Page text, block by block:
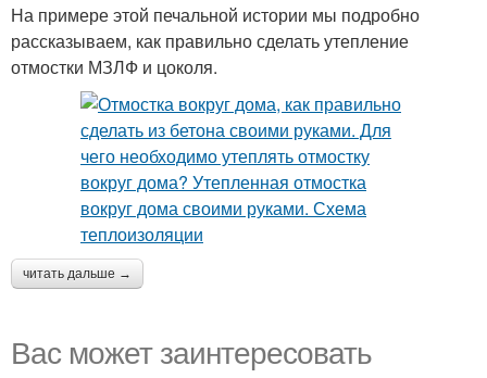
На примере этой печальной истории мы подробно
рассказываем, как правильно сделать утепление
отмостки МЗЛФ и цоколя.
читать дальше →
Вас может заинтересовать